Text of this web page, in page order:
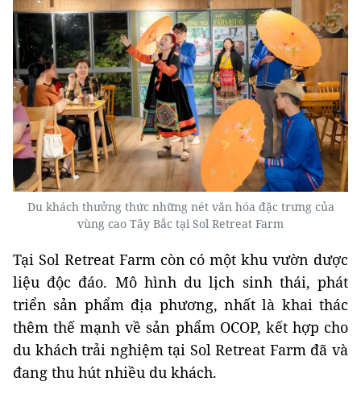
Du khách thưởng thức những nét văn hóa đặc trưng của
vùng cao Tây Bắc tại Sol Retreat Farm
Tại Sol Retreat Farm còn có một khu vườn dược
liệu độc đáo. Mô hình du lịch sinh thái, phát
triển sản phẩm địa phương, nhất là khai thác
thêm thế mạnh về sản phẩm OCOP, kết hợp cho
du khách trải nghiệm tại Sol Retreat Farm đã và
đang thu hút nhiều du khách.